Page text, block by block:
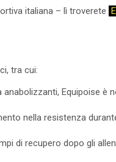
italiana – lì troverete
tra cui:
anabolizzanti, Equipoise è
nella resistenza
di recupero dopo gli